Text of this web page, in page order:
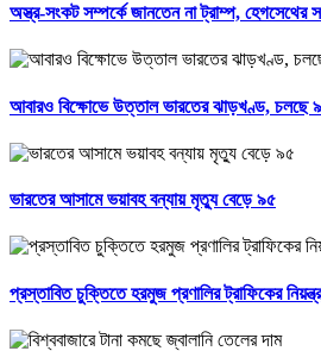
অস্ত্র-সংকট সম্পর্কে জানতেন না ট্রাম্প, হেগসেথের
আবারও বিক্ষোভে উত্তাল ভারতের ঝাড়খণ্ড, চলছে ৯
ভারতের আসামে ভয়াবহ বন্যায় মৃত্যু বেড়ে ৯৫
প্রস্তাবিত চুক্তিতে হরমুজ প্রণালির ট্রাফিকের